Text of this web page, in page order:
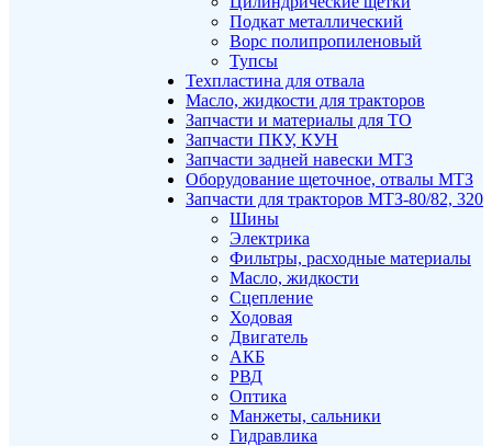
Подкат металлический
Ворс полипропиленовый
Тупсы
Техпластина для отвала
Масло, жидкости для тракторов
Запчасти и материалы для ТО
Запчасти ПКУ, КУН
Запчасти задней навески МТЗ
Оборудование щеточное, отвалы МТЗ
Запчасти для тракторов МТЗ-80/82, 320
Шины
Электрика
Фильтры, расходные материалы
Масло, жидкости
Сцепление
Ходовая
Двигатель
АКБ
РВД
Оптика
Манжеты, сальники
Гидравлика